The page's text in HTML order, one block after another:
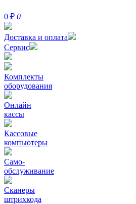
0 ₽ 0
Доставка и оплата
Сервис
Комплекты
оборудования
Онлайн
кассы
Кассовые
компьютеры
Само-
обслуживание
Сканеры
штрихкода